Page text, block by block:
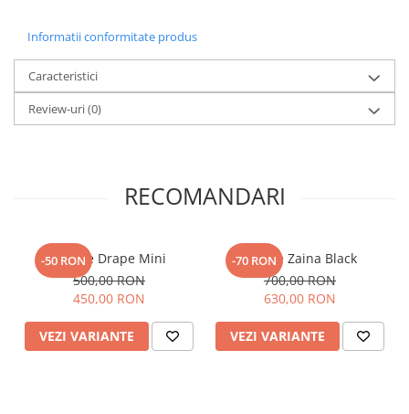
Informatii conformitate produs
Caracteristici
Review-uri(0)
RECOMANDARI
-50 RON
Rochie Drape Mini
500,00 RON
450,00 RON
VEZI VARIANTE
-70 RON
Rochie Zaina Black
700,00 RON
630,00 RON
VEZI VARIANTE